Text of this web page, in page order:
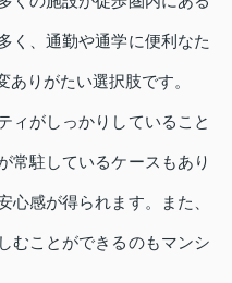
く、通勤や通学に便利なた
りがたい選択肢です。
ィがしっかりしていること
常駐しているケースもあり
心感が得られます。また、
むことができるのもマンシ